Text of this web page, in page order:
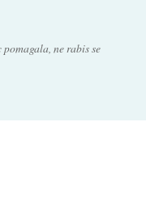
ne rabis se